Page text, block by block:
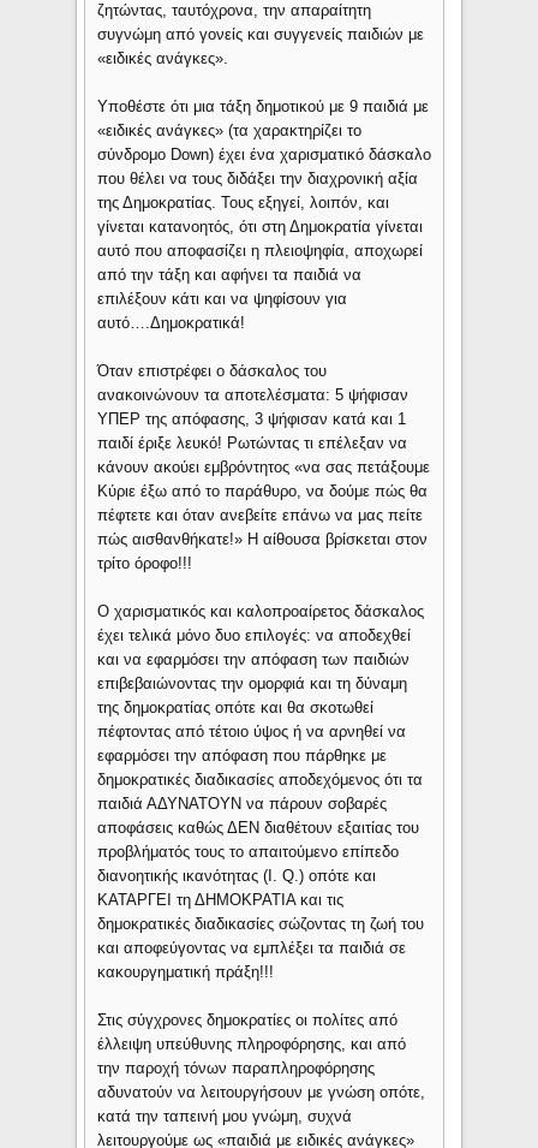
ζητώντας, ταυτόχρονα, την απαραίτητη
συγνώμη από γονείς και συγγενείς παιδιών με
«ειδικές ανάγκες».
Υποθέστε ότι μια τάξη δημοτικού με 9 παιδιά με
«ειδικές ανάγκες» (τα χαρακτηρίζει το
σύνδρομο Down) έχει ένα χαρισματικό δάσκαλο
που θέλει να τους διδάξει την διαχρονική αξία
της Δημοκρατίας. Τους εξηγεί, λοιπόν, και
γίνεται κατανοητός, ότι στη Δημοκρατία γίνεται
αυτό που αποφασίζει η πλειοψηφία, αποχωρεί
από την τάξη και αφήνει τα παιδιά να
επιλέξουν κάτι και να ψηφίσουν για
αυτό….Δημοκρατικά!
Όταν επιστρέφει ο δάσκαλος του
ανακοινώνουν τα αποτελέσματα: 5 ψήφισαν
ΥΠΕΡ της απόφασης, 3 ψήφισαν κατά και 1
παιδί έριξε λευκό! Ρωτώντας τι επέλεξαν να
κάνουν ακούει εμβρόντητος «να σας πετάξουμε
Κύριε έξω από το παράθυρο, να δούμε πώς θα
πέφτετε και όταν ανεβείτε επάνω να μας πείτε
πώς αισθανθήκατε!» Η αίθουσα βρίσκεται στον
τρίτο όροφο!!!
Ο χαρισματικός και καλοπροαίρετος δάσκαλος
έχει τελικά μόνο δυο επιλογές: να αποδεχθεί
και να εφαρμόσει την απόφαση των παιδιών
επιβεβαιώνοντας την ομορφιά και τη δύναμη
της δημοκρατίας οπότε και θα σκοτωθεί
πέφτοντας από τέτοιο ύψος ή να αρνηθεί να
εφαρμόσει την απόφαση που πάρθηκε με
δημοκρατικές διαδικασίες αποδεχόμενος ότι τα
παιδιά ΑΔΥΝΑΤΟΥΝ να πάρουν σοβαρές
αποφάσεις καθώς ΔΕΝ διαθέτουν εξαιτίας του
προβλήματός τους το απαιτούμενο επίπεδο
διανοητικής ικανότητας (I. Q.) οπότε και
ΚΑΤΑΡΓΕΙ τη ΔΗΜΟΚΡΑΤΙΑ και τις
δημοκρατικές διαδικασίες σώζοντας τη ζωή του
και αποφεύγοντας να εμπλέξει τα παιδιά σε
κακουργηματική πράξη!!!
Στις σύγχρονες δημοκρατίες οι πολίτες από
έλλειψη υπεύθυνης πληροφόρησης, και από
την παροχή τόνων παραπληροφόρησης
αδυνατούν να λειτουργήσουν με γνώση οπότε,
κατά την ταπεινή μου γνώμη, συχνά
λειτουργούμε ως «παιδιά με ειδικές ανάγκες»